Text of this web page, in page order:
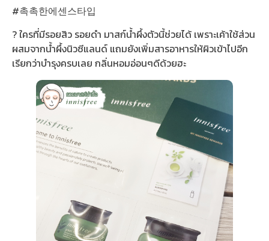
#촉촉한에센스타입
? ใครที่มีรอยสิว รอยดำ มาสก์น้ำผึ้งตัวนี้ช่วยได้ เพราะเค้าใช้ส่วน
ผสมจากน้ำผึ้งนิวซีแลนด์ แถมยังเพิ่มสารอาหารให้ผิวเข้าไปอีก
เรียกว่าบำรุงครบเลย กลิ่นหอมอ่อนๆดีด้วยฮะ